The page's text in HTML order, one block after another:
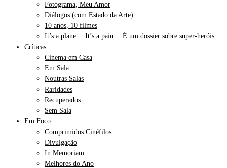
Fotograma, Meu Amor
Diálogos (com Estado da Arte)
10 anos, 10 filmes
It’s a plane… It’s a pain… É um dossier sobre super-heróis
Críticas
Cinema em Casa
Em Sala
Noutras Salas
Raridades
Recuperados
Sem Sala
Em Foco
Comprimidos Cinéfilos
Divulgação
In Memoriam
Melhores do Ano